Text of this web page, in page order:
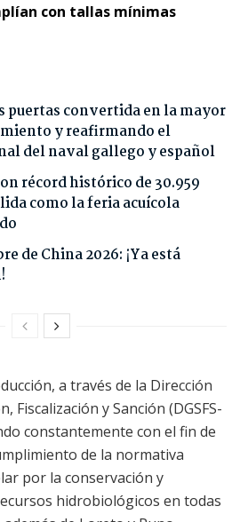
con tallas mínimas
puertas convertida en la mayor
y reafirmando el
del naval gallego y español
récord histórico de 30.959
como la feria acuícola
de China 2026: ¡Ya está
a través de la Dirección
Fiscalización y Sanción (DGSFS-
constantemente con el fin de
de la normativa
por la conservación y
hidrobiológicos en todas